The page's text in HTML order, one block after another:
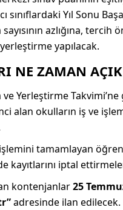
sınıflardaki Yıl Sonu
azlığına,
yapılacak.
NE ZAMAN
Yerleştirme
alan okulların iş ve
tamamlayan
kayıtlarını iptal
kontenjanlar25
adresinde ilan edilecek.